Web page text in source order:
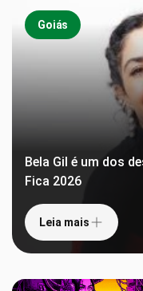
Goiás
Bela Gil é um dos
Fica 2026
Leia mais